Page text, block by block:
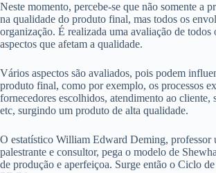
Neste momento, percebe-se que não somente a
na qualidade do produto final, mas todos os
organização. É realizada uma avaliação de todos
aspectos que afetam a qualidade.
Vários aspectos são avaliados, pois podem
produto final, como por exemplo, os processos
fornecedores escolhidos, atendimento ao cliente,
etc, surgindo um produto de alta qualidade.
O estatístico William Edward Deming, professor
palestrante e consultor, pega o modelo de
de produção e aperfeiçoa. Surge então o Ciclo